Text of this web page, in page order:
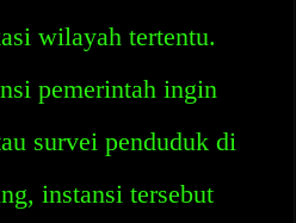
wilayah tertentu.
pemerintah ingin
survei penduduk di
instansi tersebut